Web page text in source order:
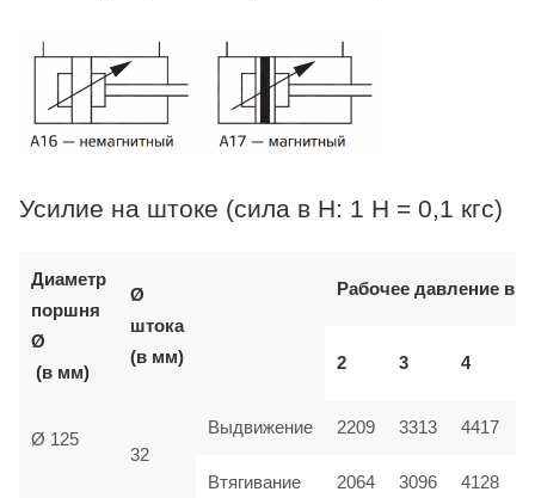
Усилие на штоке (сила в Н: 1 Н = 0,1 кгс)
Диаметр
поршня
Ø
(в мм)
Ø
штока
(в мм)
Рабочее давление в
2 3 4
Ø 125
32
Выдвижение 2209 3313 4417
Втягивание 2064 3096 4128